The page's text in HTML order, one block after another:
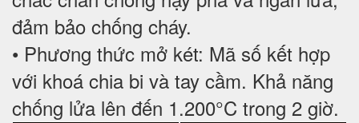
đảm bảo chống cháy.
• Phương thức mở két: Mã số kết hợp
với khoá chia bi và tay cầm. Khả năng
chống lửa lên đến 1.200°C trong 2 giờ.